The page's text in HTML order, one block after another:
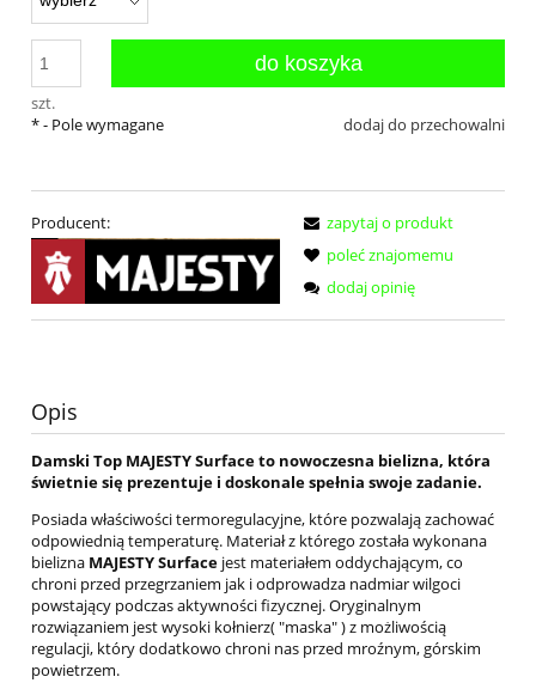
szt.
do koszyka
dodaj do przechowalni
*- Pole wymagane
Producent:
zapytaj o produkt
poleć znajomemu
dodaj opinię
Opis
Damski Top MAJESTY Surface to nowoczesna bielizna, która
świetnie się prezentuje i doskonale spełnia swoje zadanie.
Posiada właściwości termoregulacyjne, które pozwalają zachować
odpowiednią temperaturę. Materiał z którego została wykonana
bielizna MAJESTY Surface jest materiałem oddychającym, co
chroni przed przegrzaniem jak i odprowadza nadmiar wilgoci
powstający podczas aktywności fizycznej. Oryginalnym
rozwiązaniem jest wysoki kołnierz( "maska" ) z możliwością
regulacji, który dodatkowo chroni nas przed mroźnym, górskim
powietrzem.